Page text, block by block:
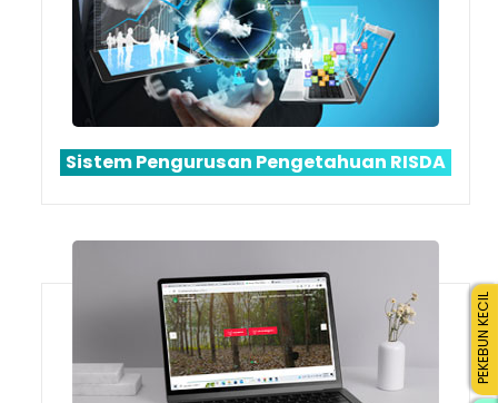
Sistem Pengurusan Pengetahuan RISDA
PEKEBUN KECIL